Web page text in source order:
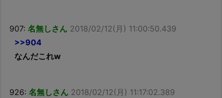
907: 名無しさん 2018/02/12(月) 11:00:50.439
>>904
なんだこれw
926: 名無しさん 2018/02/12(月) 11:17:02.389